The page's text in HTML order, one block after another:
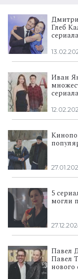
Глеб
Иван
5
могли
Павел
Павел